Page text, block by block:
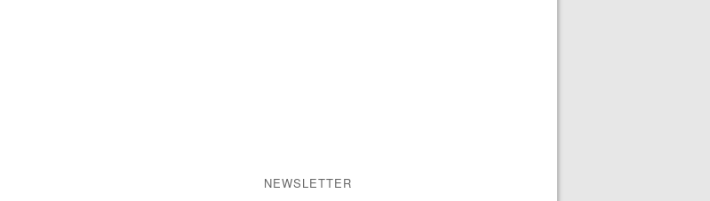
NEWSLETTER